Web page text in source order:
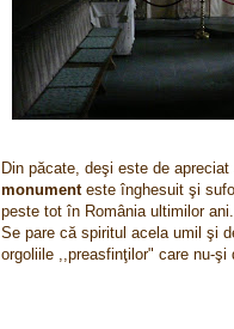
Din păcate, deşi este de
monumenteste înghesuit şi
peste tot în România ultimilor ani.
Se pare că spiritul acela umil şi
orgoliile ,,preasfinţilor" care nu-şi